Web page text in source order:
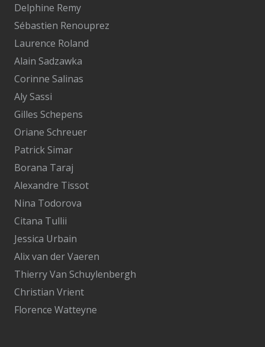
Delphine Remy
Sébastien Renouprez
Laurence Roland
Alain Sadzawka
Corinne Salinas
Aly Sassi
Gilles Schepens
Oriane Schreuer
Patrick Simar
Borana Taraj
Alexandre Tissot
Nina Todorova
Citana Tullii
Jessica Urbain
Alix van der Vaeren
Thierry Van Schuylenbergh
Christian Vrient
Florence Watteyne